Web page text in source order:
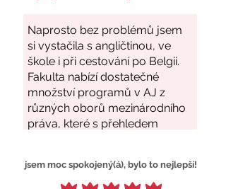
jsem moc spokojený(á), bylo to nejlepší!